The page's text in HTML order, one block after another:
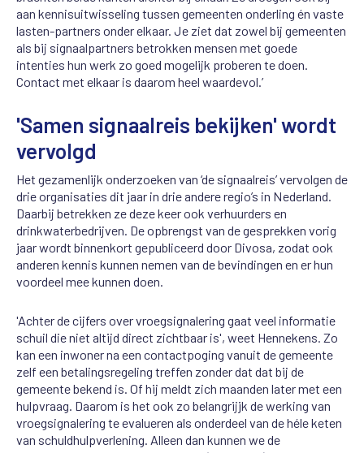
aan kennisuitwisseling tussen gemeenten onderling én vaste
lasten-partners onder elkaar. Je ziet dat zowel bij gemeenten
als bij signaalpartners betrokken mensen met goede
intenties hun werk zo goed mogelijk proberen te doen.
Contact met elkaar is daarom heel waardevol.’
'Samen signaalreis bekijken' wordt
vervolgd
Het gezamenlijk onderzoeken van ‘de signaalreis’ vervolgen de
drie organisaties dit jaar in drie andere regio’s in Nederland.
Daarbij betrekken ze deze keer ook verhuurders en
drinkwaterbedrijven. De opbrengst van de gesprekken vorig
jaar wordt binnenkort gepubliceerd door Divosa, zodat ook
anderen kennis kunnen nemen van de bevindingen en er hun
voordeel mee kunnen doen.
'Achter de cijfers over vroegsignalering gaat veel informatie
schuil die niet altijd direct zichtbaar is', weet Hennekens. Zo
kan een inwoner na een contactpoging vanuit de gemeente
zelf een betalingsregeling treffen zonder dat dat bij de
gemeente bekend is. Of hij meldt zich maanden later met een
hulpvraag. Daarom is het ook zo belangrijjk de werking van
vroegsignalering te evalueren als onderdeel van de héle keten
van schuldhulpverlening. Alleen dan kunnen we de